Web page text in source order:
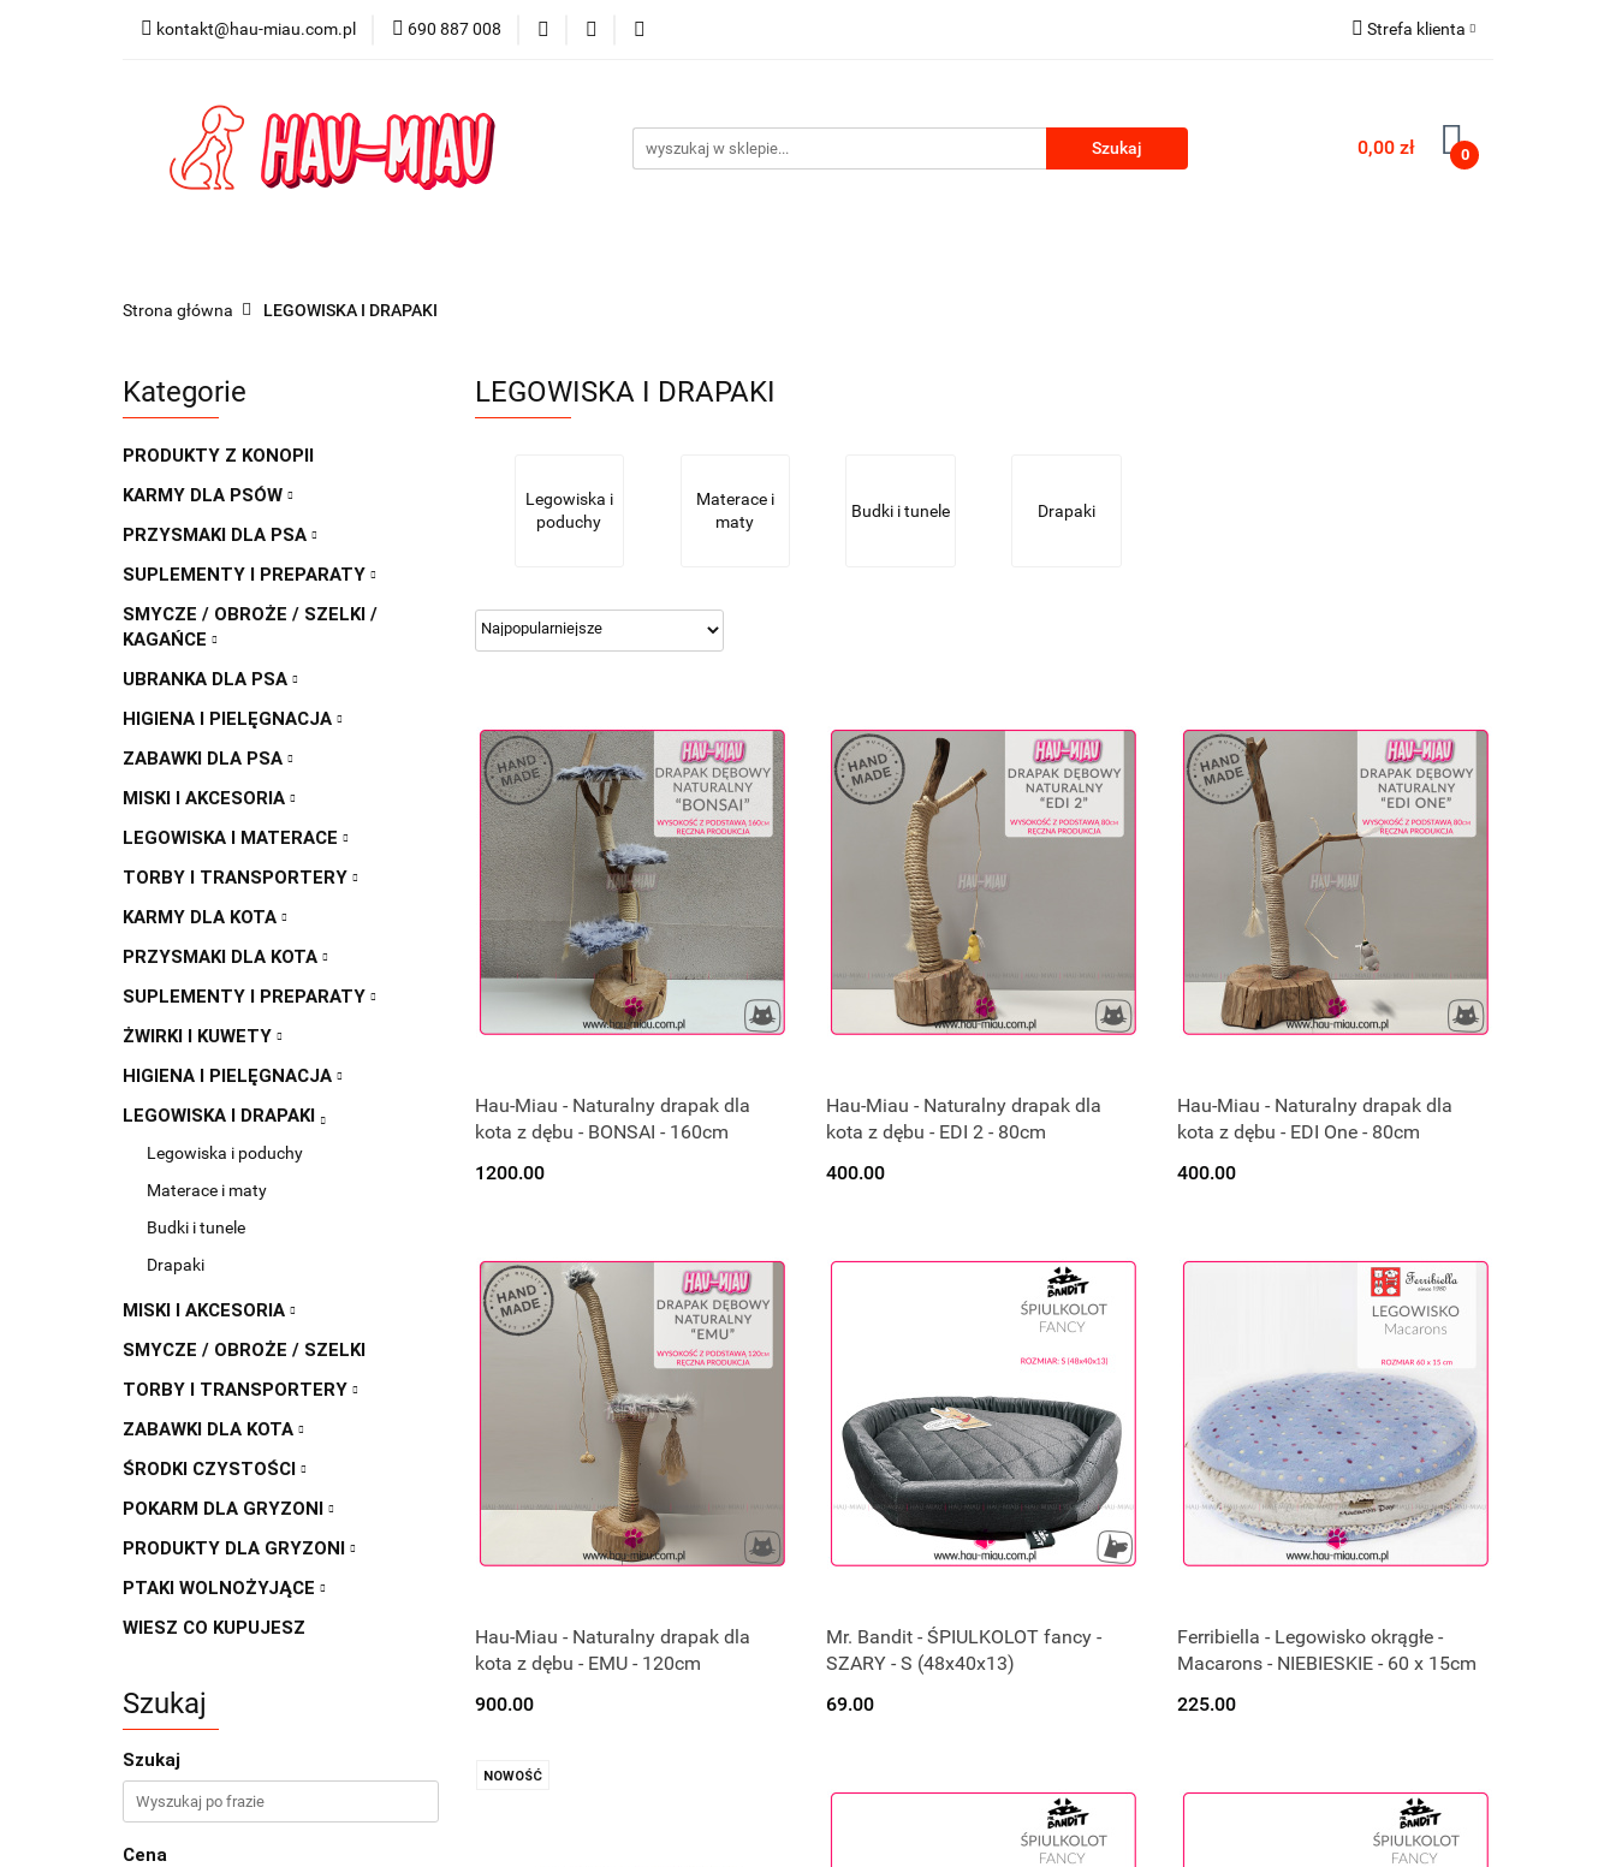
kontakt@hau-miau.com.pl 690 887 008 Strefa klienta
Zarejestruj się
Dodaj zgłoszenie
0,00 zł 0
PRODUCENCI / MARKI DLA PSA
PRODUKTY DO DOMU PRODUKTY Z KONOPII SKLEP ROKU
Strona główna LEGOWISKA I DRAPAKI
Kategorie
PRODUKTY Z KONOPII
KARMY DLA PSÓW
PRZYSMAKI DLA PSA
SUPLEMENTY I PREPARATY
SMYCZE / OBROŻE / SZELKI /
KAGAŃCE
UBRANKA DLA PSA
HIGIENA I PIELĘGNACJA
ZABAWKI DLA PSA
MISKI I AKCESORIA
LEGOWISKA I MATERACE
TORBY I TRANSPORTERY
KARMY DLA KOTA
PRZYSMAKI DLA KOTA
SUPLEMENTY I PREPARATY
ŻWIRKI I KUWETY
HIGIENA I PIELĘGNACJA
LEGOWISKA I DRAPAKI
Legowiska i poduchy
Materace i maty
Budki i tunele
Drapaki
MISKI I AKCESORIA
SMYCZE / OBROŻE / SZELKI
TORBY I TRANSPORTERY
ZABAWKI DLA KOTA
ŚRODKI CZYSTOŚCI
POKARM DLA GRYZONI
PRODUKTY DLA GRYZONI
PTAKI WOLNOŻYJĄCE
WIESZ CO KUPUJESZ
Szukaj
Szukaj
Cena
LEGOWISKA I DRAPAKI
Legowiska i
poduchy
Materace i
maty
Budki i tunele Drapaki
Produkt chwilowo niedostępny.
Czekamy na dostawę :)
Hau-Miau - Naturalny drapak dla
kota z dębu - BONSAI - 160cm
1200.00
Produkt chwilowo niedostępny.
Czekamy na dostawę :)
Hau-Miau - Naturalny drapak dla
kota z dębu - EDI 2 - 80cm
400.00
Produkt chwilowo niedostępny.
Czekamy na dostawę :)
Hau-Miau - Naturalny drapak dla
kota z dębu - EDI One - 80cm
400.00
Produkt chwilowo niedostępny.
Czekamy na dostawę :)
Hau-Miau - Naturalny drapak dla
kota z dębu - EMU - 120cm
900.00
Mr. Bandit - ŚPIULKOLOT fancy -
SZARY - S (48x40x13)
69.00
Ferribiella - Legowisko okrągłe -
Macarons - NIEBIESKIE - 60 x 15cm
225.00
NOWOŚĆ